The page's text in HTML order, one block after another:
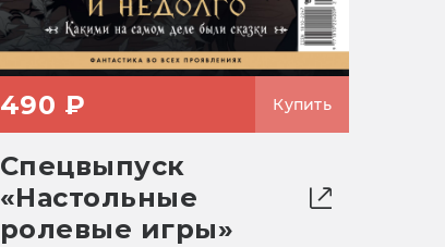
490 ₽ Купить
Спецвыпуск
«Настольные
ролевые игры»